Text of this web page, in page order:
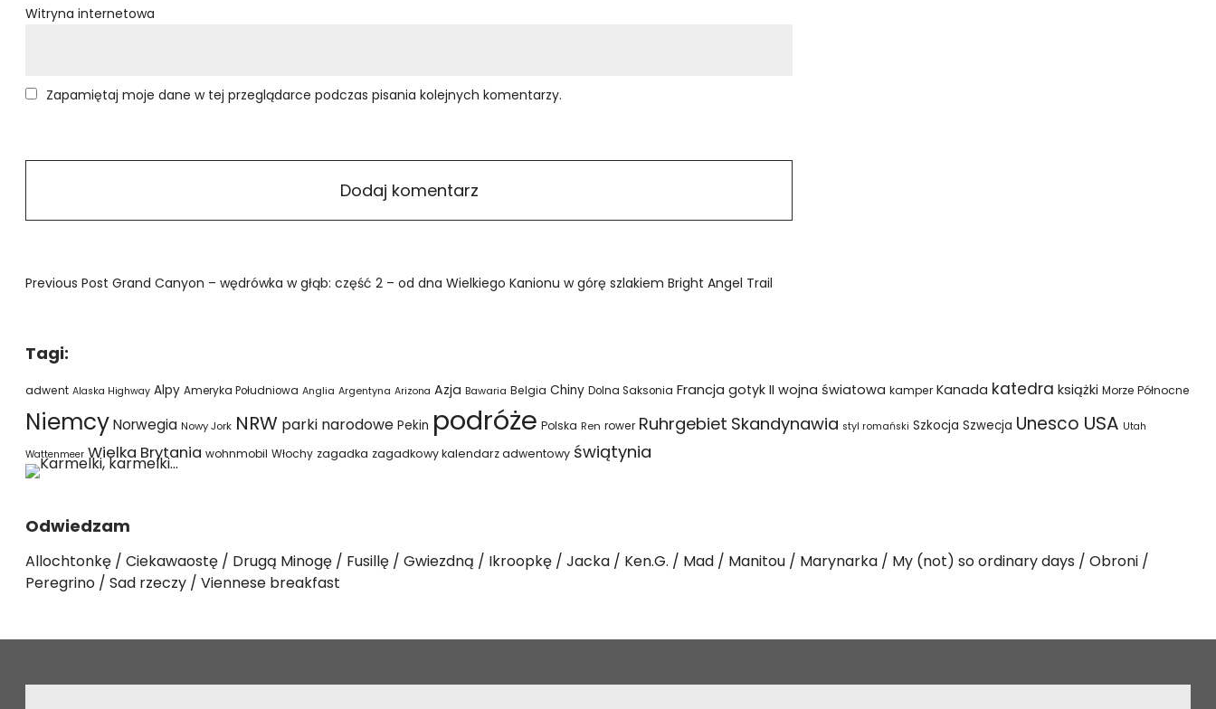
Witryna internetowa
Zapamiętaj moje dane w tej przeglądarce podczas pisania kolejnych komentarzy.
Previous Post Grand Canyon – wędrówka w głąb: część 2 – od dna Wielkiego Kanionu w górę szlakiem Bright Angel Trail
Tagi:
adwent Alaska Highway Alpy Ameryka Południowa Anglia Argentyna Arizona Azja Bawaria Belgia Chiny Dolna Saksonia Francja gotyk II wojna światowa kamper Kanada katedra książki Morze Północne
NiemcyNorwegia Nowy Jork NRW parki narodowe Pekin podróże Polska Ren rower Ruhrgebiet Skandynawia styl romański Szkocja Szwecja Unesco USA Utah
Wattenmeer Wielka Brytania wohnmobil Włochy zagadka zagadkowy kalendarz adwentowy świątynia
Odwiedzam
Allochtonkę Ciekawaostę Drugą Minogę Fusillę Gwiezdną Ikroopkę Jacka Ken.G. Mad Manitou Marynarka My (not) so ordinary days
Obroni
Peregrino
Sad rzeczy Viennese breakfast